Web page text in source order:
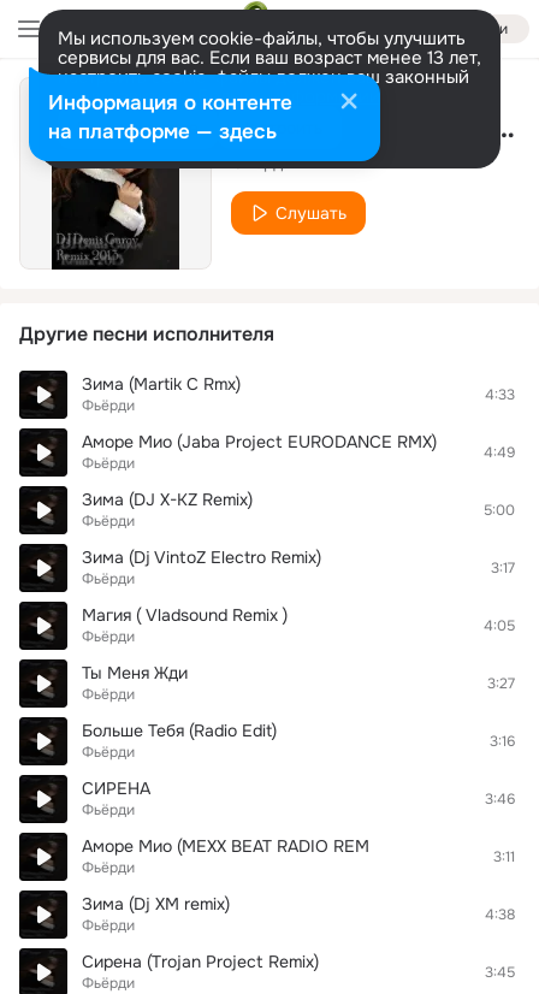
Войти
Мы используем cookie-файлы, чтобы улучшить
сервисы для вас. Если ваш возраст менее 13 лет,
настроить cookie-файлы должен ваш законный
представитель. Больше информации
Разрешить все Настроить Где я ( FuzzDead Remix )
Фьёрди
Слушать
Другие песни исполнителя
Зима (Martik C Rmx)
Фьёрди
4:33
Аморе Мио (Jaba Project EURODANCE RMX)
Фьёрди
4:49
Зима (DJ X-KZ Remix)
Фьёрди
5:00
Зима (Dj VintoZ Electro Remix)
Фьёрди
3:17
Магия ( Vladsound Remix )
Фьёрди
4:05
Ты Меня Жди
Фьёрди
3:27
Больше Тебя (Radio Edit)
Фьёрди
3:16
СИРЕНА
Фьёрди
3:46
Аморе Мио (MEXX BEAT RADIO REM
Фьёрди
3:11
Зима (Dj XM remix)
Фьёрди
4:38
Сирена (Trojan Project Remix)
Фьёрди
3:45
Информация о контенте
на платформе — здесь